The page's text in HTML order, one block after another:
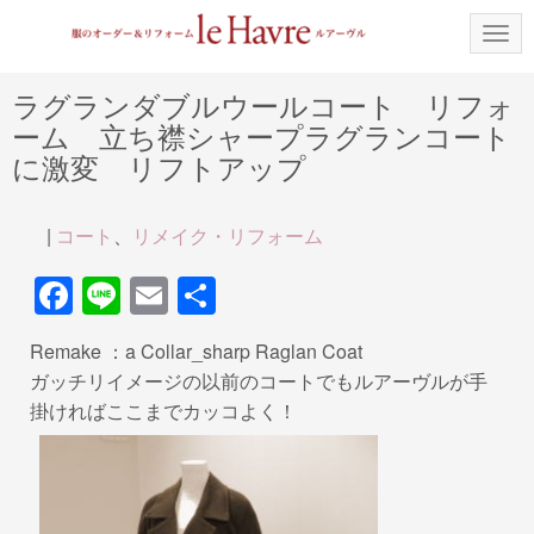
N
a
g
a
t
ラグランダブルウールコート リフォ
ーム 立ち襟シャープラグランコート
に激変 リフトアップ
| コート 、 リメイク・リフォーム
F
a
c
e
b
Li
n
e
E
m
ail
有
Remake ：a Collar_sharp Raglan Coat
ガッチリイメージの以前のコートでもルアーヴルが手
掛ければここまでカッコよく！